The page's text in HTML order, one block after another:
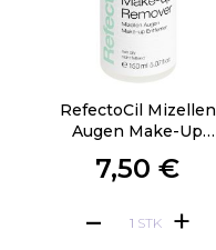
RefectoCil Mizellen
Augen Make-Up
7,50 €
STK